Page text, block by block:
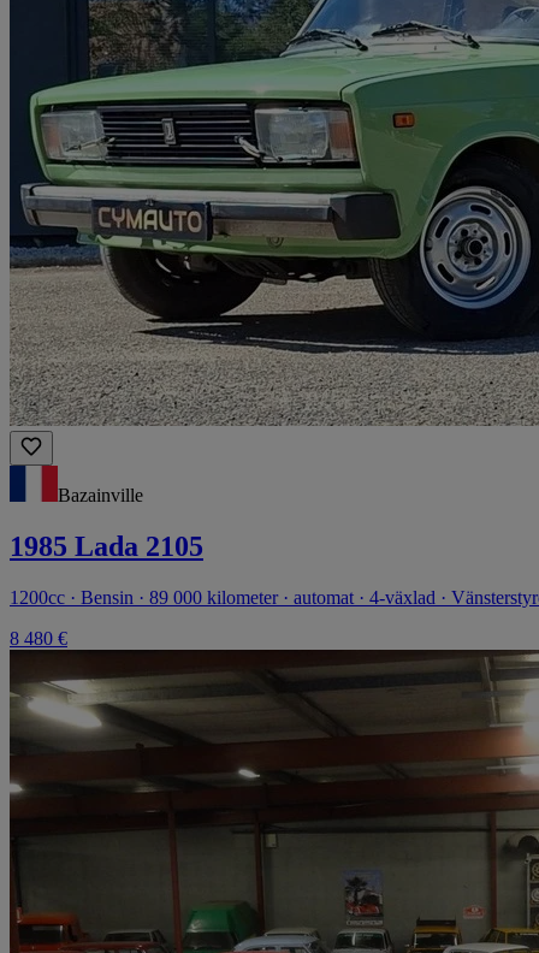
Bazainville
1985 Lada 2105
1200cc · Bensin · 89 000 kilometer · automat · 4-växlad ·
8 480 €